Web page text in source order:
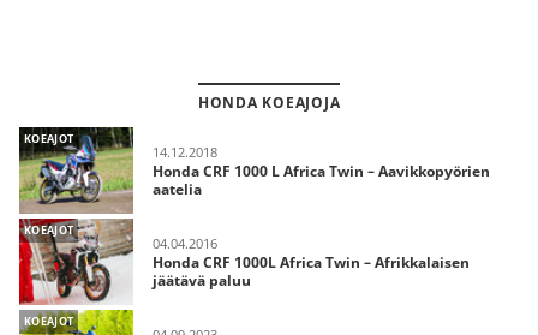
HONDA KOEAJOJA
KOEAJOT
14.12.2018
Honda CRF 1000 L Africa Twin – Aavikkopyörien
aatelia
KOEAJOT
04.04.2016
Honda CRF 1000L Africa Twin – Afrikkalaisen
jäätävä paluu
KOEAJOT